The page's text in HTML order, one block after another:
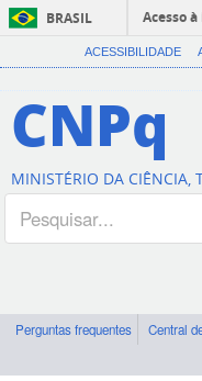
BRASIL
Acesso
ACESSIBILIDADE
CNPq
MINISTÉRIO DA CIÊNCIA,
Perguntas frequentes Central